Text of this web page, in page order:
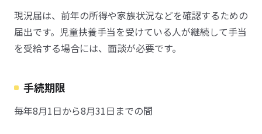
現況届は、前年の所得や家族状況などを確認するための
届出です。児童扶養手当を受けている人が継続して手当
を受給する場合には、面談が必要です。
手続期限
毎年8月1日から8月31日までの間